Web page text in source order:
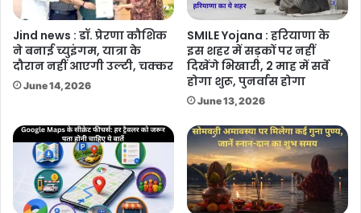
Jind news : डॉ. प्रेरणा कौशिक
ने बनाई च्युइंगम, यात्रा के
दौरान नहीं आएगी उल्टी, चक्कर
June 14, 2026
SMILE Yojana : हरियाणा के
इस शहर में सड़कों पर नहीं
दिखेंगे भिखारी, 2 माह में सर्वे
होगा शुरू, पुनर्वास होगा
June 13, 2026